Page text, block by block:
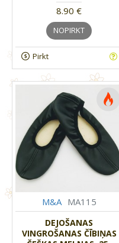
8.90 €
NOPIRKT
Pirkt
M&A MA115
DEJOŠANAS
VINGROŠANAS ČĪBIŅAS